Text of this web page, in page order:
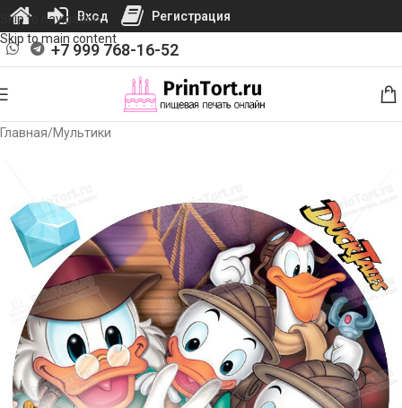
Skip to navigation
Skip to main content
+7 999 768-16-52
Главная/Мультики
Вход Регистрация